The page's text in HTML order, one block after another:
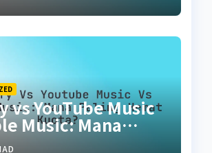
vs YouTube Music
Music: Mana
Kuota?